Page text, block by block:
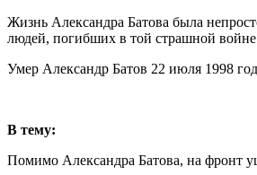
Жизнь Александра Батова была
людей, погибших в той страшной
Умер Александр Батов 22 июля 1998
В тему:
Помимо Александра Батова, на фронт